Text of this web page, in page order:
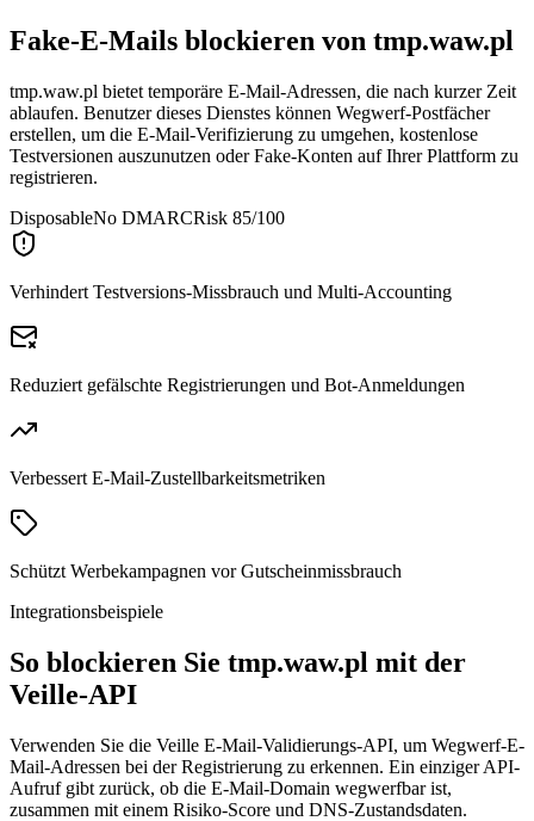
Fake-E-Mails blockieren von tmp.waw.pl
tmp.waw.pl bietet temporäre E-Mail-Adressen, die nach kurzer Zeit
ablaufen. Benutzer dieses Dienstes können Wegwerf-Postfächer
erstellen, um die E-Mail-Verifizierung zu umgehen, kostenlose
Testversionen auszunutzen oder Fake-Konten auf Ihrer Plattform zu
registrieren.
DisposableNo DMARCRisk 85/100
Verhindert Testversions-Missbrauch und Multi-Accounting
Reduziert gefälschte Registrierungen und Bot-Anmeldungen
Verbessert E-Mail-Zustellbarkeitsmetriken
Schützt Werbekampagnen vor Gutscheinmissbrauch
Integrationsbeispiele
So blockieren Sie tmp.waw.pl mit der
Veille-API
Verwenden Sie die Veille E-Mail-Validierungs-API, um Wegwerf-E-
Mail-Adressen bei der Registrierung zu erkennen. Ein einziger API-
Aufruf gibt zurück, ob die E-Mail-Domain wegwerfbar ist,
zusammen mit einem Risiko-Score und DNS-Zustandsdaten.